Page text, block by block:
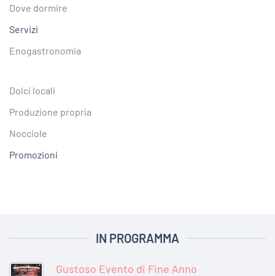
Dove dormire
Servizi
Enogastronomia
Dolci locali
Produzione propria
Nocciole
Promozioni
IN PROGRAMMA
Gustoso Evento di Fine Anno